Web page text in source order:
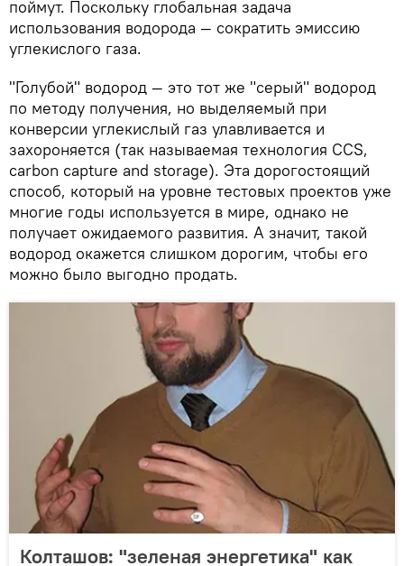
поймут. Поскольку глобальная задача
использования водорода — сократить эмиссию
углекислого газа.
"Голубой" водород — это тот же "серый" водород
по методу получения, но выделяемый при
конверсии углекислый газ улавливается и
захороняется (так называемая технология CCS,
carbon capture and storage). Эта дорогостоящий
способ, который на уровне тестовых проектов уже
многие годы используется в мире, однако не
получает ожидаемого развития. А значит, такой
водород окажется слишком дорогим, чтобы его
можно было выгодно продать.
Колташов: "зеленая энергетика" как